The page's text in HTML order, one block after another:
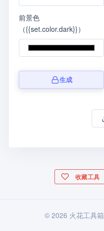
前景色
（{{set.color.dark}}）
生成
收藏工具
© 2026 火花工具箱